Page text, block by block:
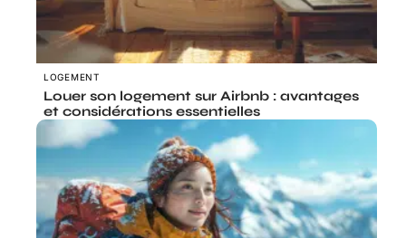
LOGEMENT
Louer son logement sur Airbnb : avantages
et considérations essentielles